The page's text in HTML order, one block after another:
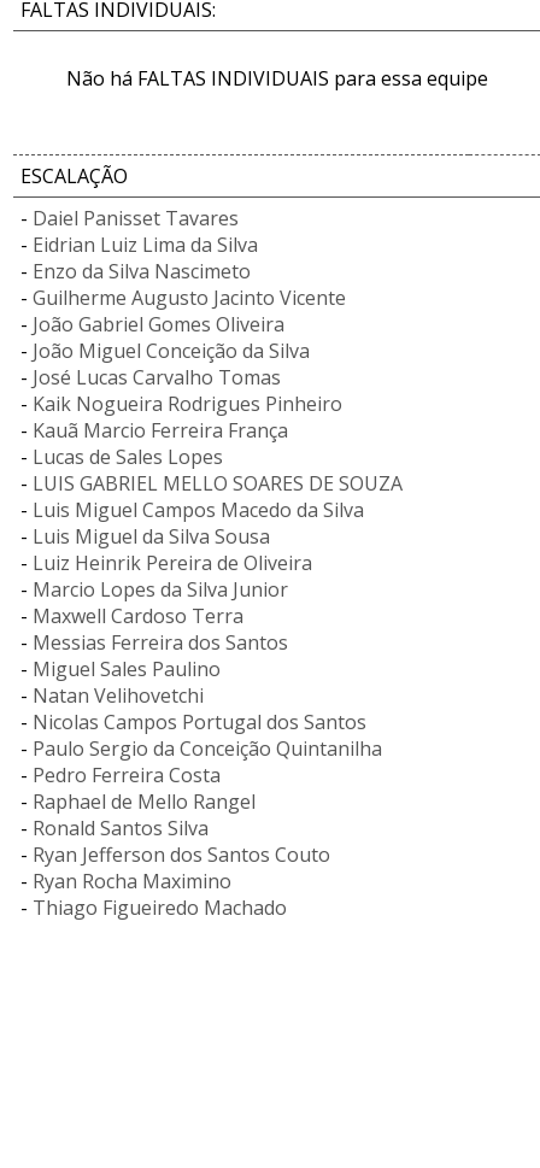
FALTAS INDIVIDUAIS:
Não há FALTAS INDIVIDUAIS para essa equipe
ESCALAÇÃO
- Daiel Panisset Tavares
- Eidrian Luiz Lima da Silva
- Enzo da Silva Nascimeto
- Guilherme Augusto Jacinto Vicente
- João Gabriel Gomes Oliveira
- João Miguel Conceição da Silva
- José Lucas Carvalho Tomas
- Kaik Nogueira Rodrigues Pinheiro
- Kauã Marcio Ferreira França
- Lucas de Sales Lopes
- LUIS GABRIEL MELLO SOARES DE SOUZA
- Luis Miguel Campos Macedo da Silva
- Luis Miguel da Silva Sousa
- Luiz Heinrik Pereira de Oliveira
- Marcio Lopes da Silva Junior
- Maxwell Cardoso Terra
- Messias Ferreira dos Santos
- Miguel Sales Paulino
- Natan Velihovetchi
- Nicolas Campos Portugal dos Santos
- Paulo Sergio da Conceição Quintanilha
- Pedro Ferreira Costa
- Raphael de Mello Rangel
- Ronald Santos Silva
- Ryan Jefferson dos Santos Couto
- Ryan Rocha Maximino
- Thiago Figueiredo Machado